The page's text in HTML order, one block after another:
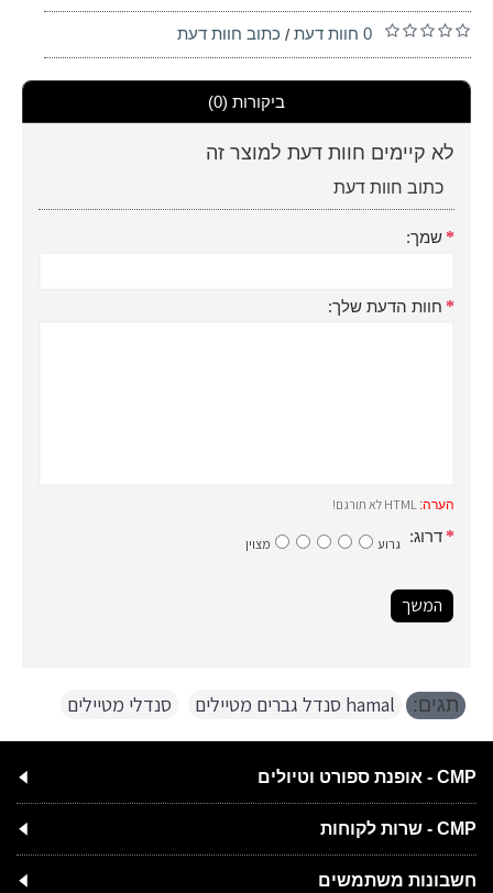
0 חוות דעת / כתוב חוות דעת
ביקורות (0)
לא קיימים חוות דעת למוצר זה
כתוב חוות דעת
שמך:
חוות הדעת שלך:
הערה:
דרוג: גרוע מצוין
המשך
תגים: hamal סנדל גברים מטיילים סנדלי מטיילים
CMP - אופנת ספורט וטיולים
CMP - שרות לקוחות
חשבונות משתמשים